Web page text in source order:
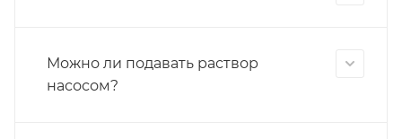
Можно ли подавать раствор
насосом?